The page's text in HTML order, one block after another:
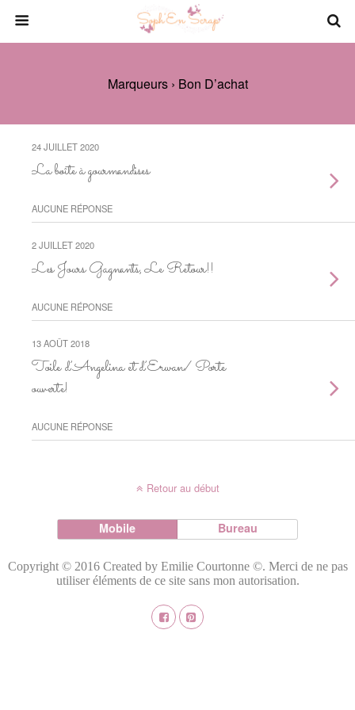
Marqueurs › Bon D’achat
24 JUILLET 2020
La boîte à gourmandises
AUCUNE RÉPONSE
2 JUILLET 2020
Les Jours Gagnants, Le Retour!!
AUCUNE RÉPONSE
13 AOÛT 2018
Toile d’Angelina et d’Erwan/ Porte
ouverte!
AUCUNE RÉPONSE
Retour au début
Mobile Bureau
Copyright © 2016 Created by Emilie Courtonne ©. Merci de ne pas
utiliser éléments de ce site sans mon autorisation.